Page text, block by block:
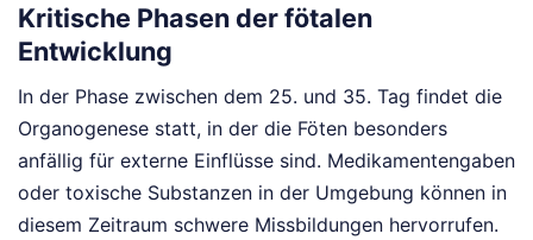
Kritische Phasen der fötalen
Entwicklung
In der Phase zwischen dem 25. und 35. Tag findet die
Organogenese statt, in der die Föten besonders
anfällig für externe Einflüsse sind. Medikamentengaben
oder toxische Substanzen in der Umgebung können in
diesem Zeitraum schwere Missbildungen hervorrufen.